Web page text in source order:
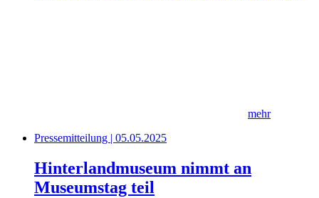
mehr
Pressemitteilung | 05.05.2025
Hinterlandmuseum nimmt an
Museumstag teil